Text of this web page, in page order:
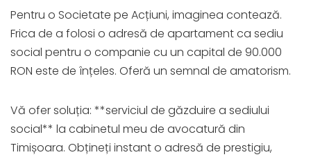
Pentru o Societate pe Acțiuni, imaginea contează.
Frica de a folosi o adresă de apartament ca sediu
social pentru o companie cu un capital de 90.000
RON este de înțeles. Oferă un semnal de amatorism.
Vă ofer soluția: **serviciul de găzduire a sediului
social** la cabinetul meu de avocatură din
Timișoara. Obțineți instant o adresă de prestigiu,